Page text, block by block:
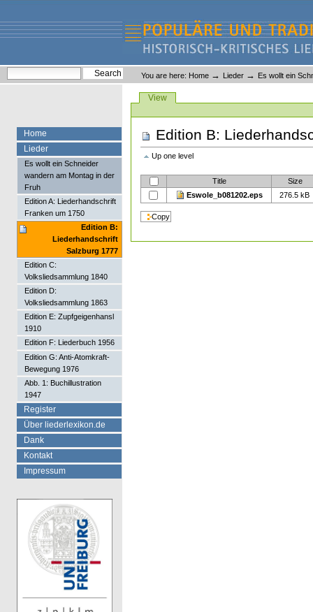
content.
navigation
Liederlexikon
Personal
tools
You are here: Home → Lieder → Es wollt ein
ViewsView
Edition B:
Up one level
Title
Size
Eswole_b081202.eps
276.5 kB
Home
Lieder
Es wollt ein Schneider
wandern am Montag in der
Fruh
Edition A: Liederhandschrift
Franken um 1750
Edition B:
Liederhandschrift
Salzburg 1777
Edition C:
Volksliedsammlung 1840
Edition D:
Volksliedsammlung 1863
Edition E: Zupfgeigenhansl
1910
Edition F: Liederbuch 1956
Edition G: Anti-Atomkraft-
Bewegung 1976
Abb. 1: Buchillustration
1947
Register
Über liederlexikon.de
Dank
Kontakt
Impressum